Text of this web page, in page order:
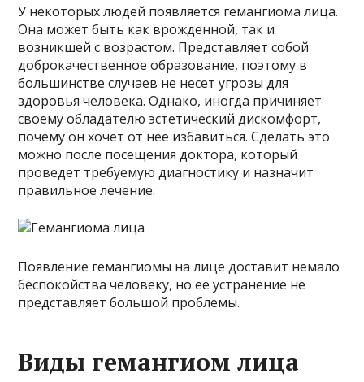
У некоторых людей появляется гемангиома лица.
Она может быть как врожденной, так и
возникшей с возрастом. Представляет собой
доброкачественное образование, поэтому в
большинстве случаев не несет угрозы для
здоровья человека. Однако, иногда причиняет
своему обладателю эстетический дискомфорт,
почему он хочет от нее избавиться. Сделать это
можно после посещения доктора, который
проведет требуемую диагностику и назначит
правильное лечение.
Появление гемангиомы на лице доставит немало
беспокойства человеку, но её устранение не
представляет большой проблемы.
Виды гемангиом лица